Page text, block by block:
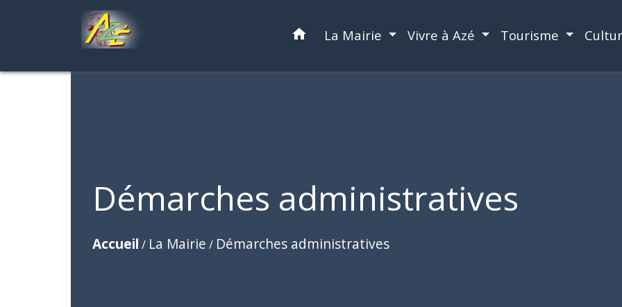
home La Mairie Vivre à Azé Tourisme
Démarches administratives
Accueil / La Mairie / Démarches administratives